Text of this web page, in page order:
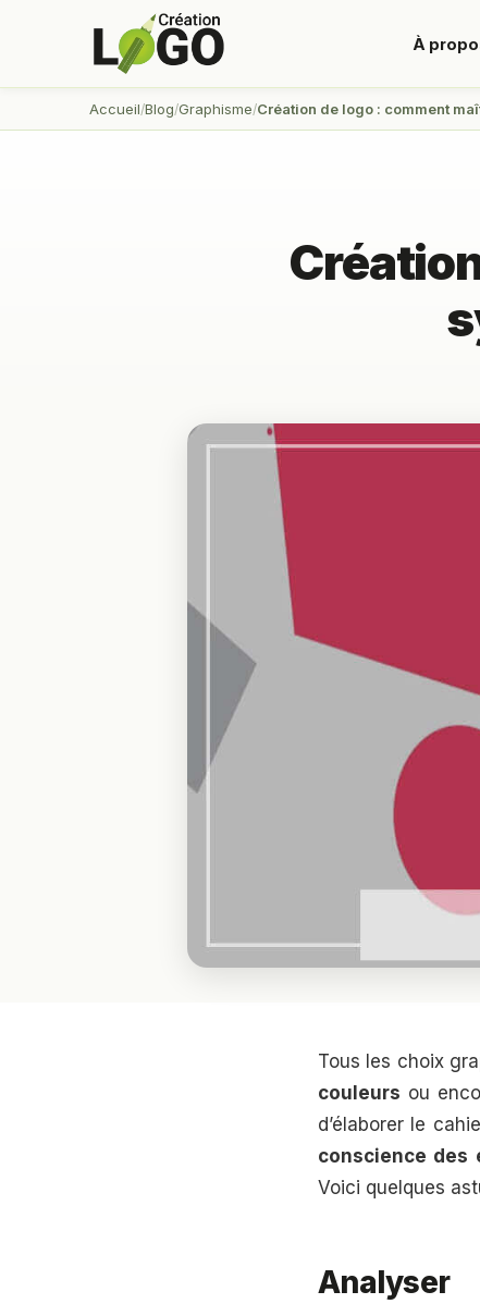
À
Accueil Blog Graphisme Création de logo : comment
Tous les choix
couleurs ou
d’élaborer le
conscience des
Voici quelques